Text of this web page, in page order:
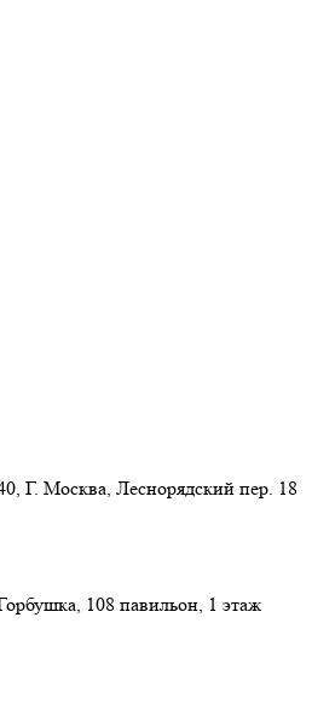
Г. Москва, Леснорядский пер. 18
108 павильон, 1 этаж